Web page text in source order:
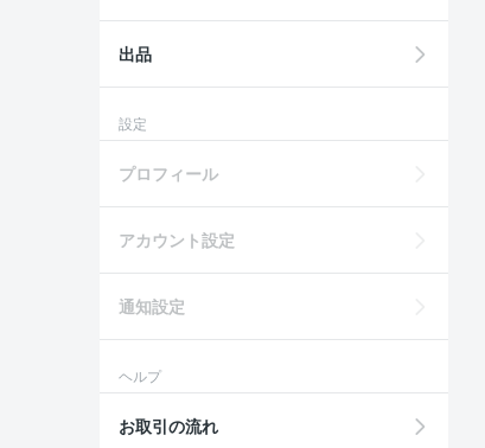
出品
設定
プロフィール
アカウント設定
通知設定
ヘルプ
お取引の流れ